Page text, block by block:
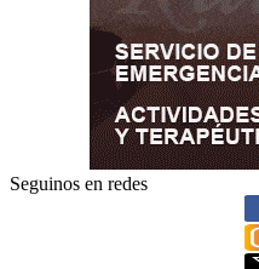
Seguinos en redes